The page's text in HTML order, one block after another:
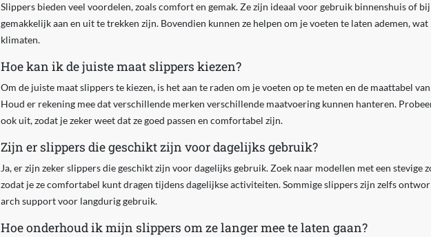
Slippers bieden veel voordelen, zoals comfort en gemak. Ze zijn ideaal voor gebruik binnenshuis of
gemakkelijk aan en uit te trekken zijn. Bovendien kunnen ze helpen om je voeten te laten ademen,
klimaten.
Hoe kan ik de juiste maat slippers kiezen?
Om de juiste maat slippers te kiezen, is het aan te raden om je voeten op te meten en de maattabel
Houd er rekening mee dat verschillende merken verschillende maatvoering kunnen hanteren.
ook uit, zodat je zeker weet dat ze goed passen en comfortabel zijn.
Zijn er slippers die geschikt zijn voor dagelijks gebruik?
Ja, er zijn zeker slippers die geschikt zijn voor dagelijks gebruik. Zoek naar modellen met een stevige
zodat je ze comfortabel kunt dragen tijdens dagelijkse activiteiten. Sommige slippers zijn zelfs
arch support voor langdurig gebruik.
Hoe onderhoud ik mijn slippers om ze langer mee te laten gaan?